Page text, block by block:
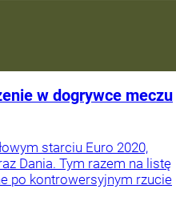
w dogrywce meczu
starciu Euro 2020,
Dania. Tym razem na listę
po kontrowersyjnym rzucie